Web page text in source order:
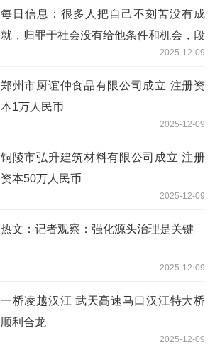
每日信息：很多人把自己不刻苦没有成
就，归罪于社会没有给他条件和机会，段
2025-12-09
郑州市厨谊仲食品有限公司成立 注册资
本1万人民币
2025-12-09
铜陵市弘升建筑材料有限公司成立 注册
资本50万人民币
2025-12-09
热文：记者观察：强化源头治理是关键
2025-12-09
一桥凌越汉江 武天高速马口汉江特大桥
顺利合龙
2025-12-09